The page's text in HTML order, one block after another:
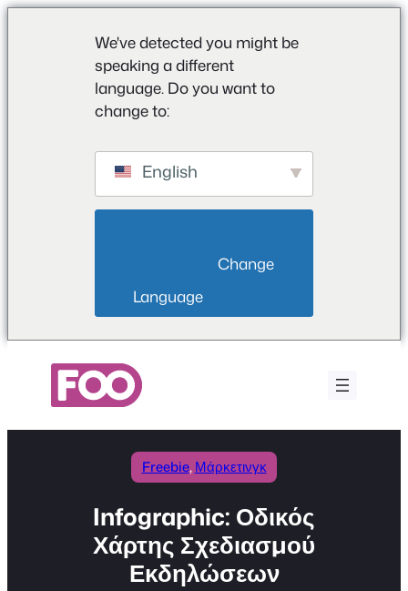
We've detected you might be
speaking a different
language. Do you want to
change to:
English
Language
περιεχόμενο
Freebie, Μάρκετινγκ
Infographic: Οδικός
Χάρτης Σχεδιασμού
Εκδηλώσεων